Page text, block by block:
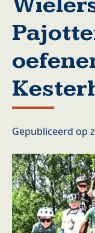
Gepubliceerd op